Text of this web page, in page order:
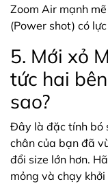
Zoom Air mạnh
(Power shot) có
5. Mới xỏ
tức hai
sao?
Đây là đặc tính bó
chân của bạn đã
đổi size lớn hơn.
mỏng và chạy